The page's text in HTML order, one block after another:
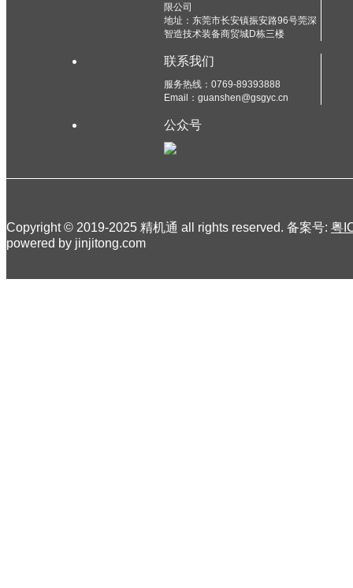
限公司
地址：东莞市长安镇振安路96号莞深
智造技术装备商贸城D栋三楼
联系我们
服务热线：0769-89393888
Email：guanshen@gsgyc.cn
公众号
Copyright © 2019-2025 精机通 all rights reserved. 备案号: 粤
powered by jinjitong.com